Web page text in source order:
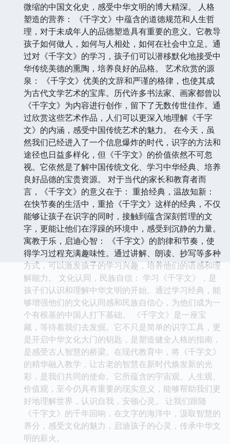
微缩的中国文化史，感受中华文明的博大精深。 人格
塑造的营养： 《千字文》中蕴含的道德规范和人生哲
理，对于未成年人的品德塑造具有重要的意义。它教导
孩子如何做人，如何与人相处，如何在社会中立足。通
过对《千字文》的学习，孩子们可以潜移默化地接受中
华传统美德的熏陶，培养良好的品格。 艺术欣赏的源
泉： 《千字文》优美的文辞和严谨的格律，也使其成
为古代文学艺术的宝库。历代许多书法家、画家都曾以
《千字文》为内容进行创作，留下了无数传世佳作。通
过欣赏这些艺术作品，人们可以更深入地理解《千字
文》的内涵，感受中国传统艺术的魅力。 在今天，虽
然我们已经进入了一个信息爆炸的时代，识字的方法和
途径也日益多样化，但《千字文》的价值依然不可忽
视。它依然是了解中国传统文化、学习中华经典、培养
良好品德的宝贵资源。 对于当代的家长和教育者而
言，《千字文》的意义在于： 重拾经典，温故知新：
在快节奏的生活中，重拾《千字文》这样的经典，不仅
能够让孩子在识字的同时，接触到蕴含深刻哲理的文
字，更能让他们在浮躁的环境中，感受到沉静的力量。
寓教于乐，启迪心智： 《千字文》的韵律和节奏，使
得学习过程充满趣味性。通过讲解、朗读、抄写等多种
方式，可以激发孩子的学习兴趣，培养他们的语感和理
解能力。 文化认同，民族自信： 学习《千字文》，是
孩子们认识和理解中华文明的开始。通过学习经典，能
够增强他们的文化认同感和民族自信心，为他们成为一
个有根基的中国人打下基础。 《千字文》是一座宝
藏，等待着我们去发掘。它不只是简单的识字工具，更
是开启中华文化大门的钥匙，是塑造健全人格的指南，
是感受古人智慧的桥梁。在现代教育中，将《千字文》
的精华融入教学，让古老的智慧在新时代焕发新的光
彩，是我们共同的使命。它所蕴含的宇宙观、人生观、
价值观，至今仍具有重要的现实意义，能够帮助我们更
好地理解世界，认识自我，安顿心灵。 让我们跟随
《千字文》的千年回响，在文字的海洋中，汲取智慧的
养分，感受文化的魅力，启迪孩子的心灵，传承中华文
明的薪火。